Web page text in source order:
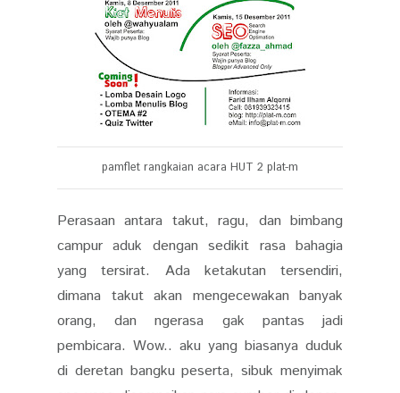
pamflet rangkaian acara HUT 2 plat-m
Perasaan antara takut, ragu, dan bimbang
campur aduk dengan sedikit rasa bahagia
yang tersirat. Ada ketakutan tersendiri,
dimana takut akan mengecewakan banyak
orang, dan ngerasa gak pantas jadi
pembicara. Wow.. aku yang biasanya duduk
di deretan bangku peserta, sibuk menyimak